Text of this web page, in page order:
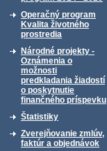
Operačný program
Kvalita životného
prostredia
Národné projekty -
Oznámenia o
možnosti
predkladania žiadostí
o poskytnutie
finančného príspevku
Štatistiky
Zverejňovanie zmlúv,
faktúr a objednávok